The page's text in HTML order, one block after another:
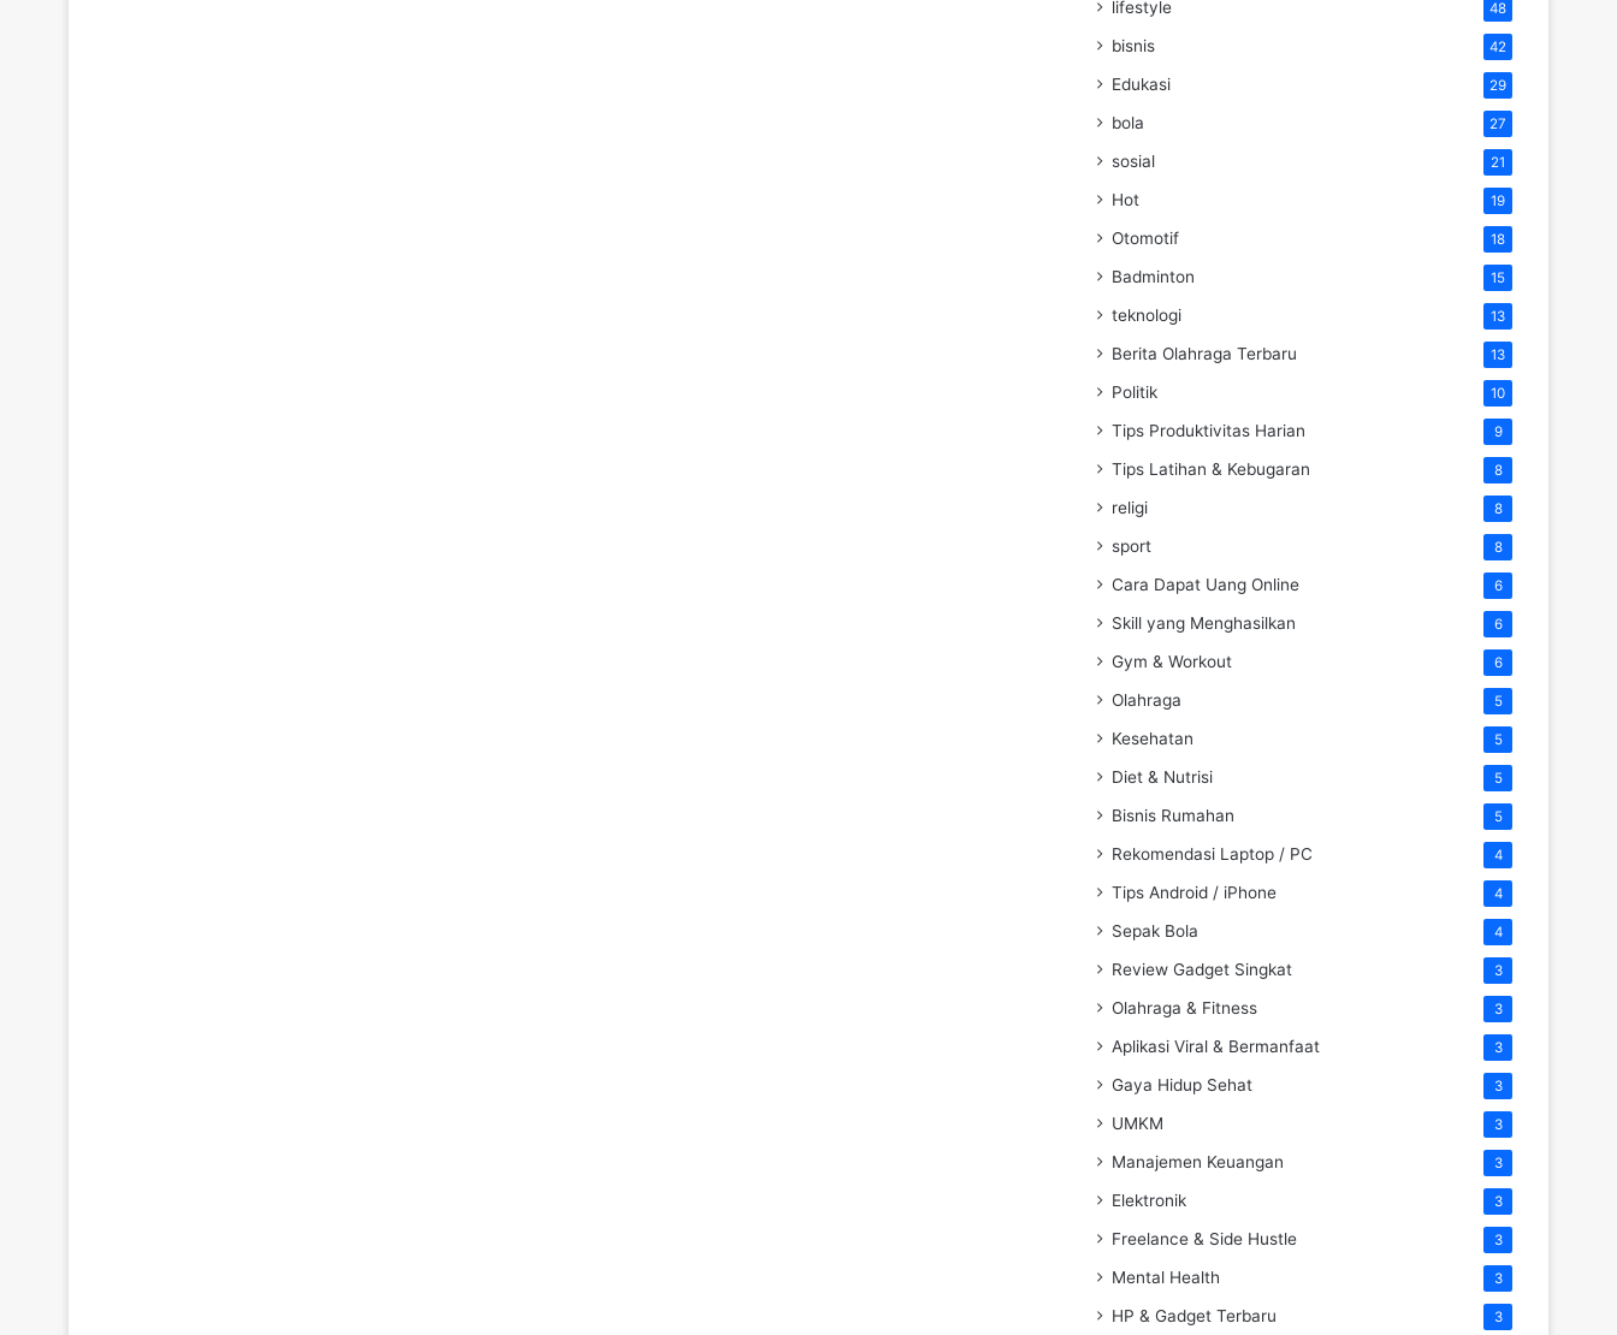
lifestyle 48
bisnis 42
Edukasi 29
bola 27
sosial 21
Hot 19
Otomotif 18
Badminton 15
teknologi 13
Berita Olahraga Terbaru 13
Politik 10
Tips Produktivitas Harian 9
Tips Latihan & Kebugaran 8
religi 8
sport 8
Cara Dapat Uang Online 6
Skill yang Menghasilkan 6
Gym & Workout 6
Olahraga 5
Kesehatan 5
Diet & Nutrisi 5
Bisnis Rumahan 5
Rekomendasi Laptop / PC 4
Tips Android / iPhone 4
Sepak Bola 4
Review Gadget Singkat 3
Olahraga & Fitness 3
Aplikasi Viral & Bermanfaat 3
Gaya Hidup Sehat 3
UMKM 3
Manajemen Keuangan 3
Elektronik 3
Freelance & Side Hustle 3
Mental Health 3
HP & Gadget Terbaru 3